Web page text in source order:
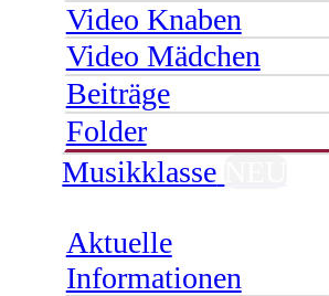
Video Knaben
Video Mädchen
Beiträge
Folder
Musikklasse
Aktuelle
Informationen